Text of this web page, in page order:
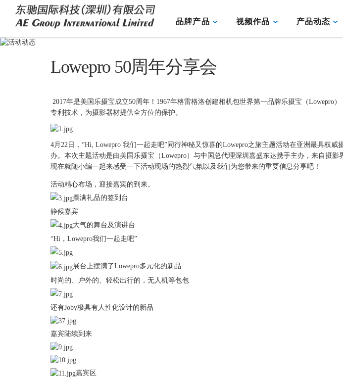
品牌产品 视频作品 产品动态
Lowepro 50周年分享会
2017年是美国乐摄宝成立50周年！1967年格雷格洛创建相机包世界第一品牌乐摄宝（
专利技术，为摄影器材提供全方位的保护。
4月22日，“Hi, Lowepro 我们一起走吧”同行神秘又惊喜的Lowepro之旅主题活动在亚洲最具权
办。本次主题活动是由美国乐摄宝（Lowepro）与中国总代理深圳嘉盛东达携手主办，来自摄
现在就随小编一起来感受一下活动现场的热烈气氛以及我们为您带来的重要信息分享吧！
活动精心布场， 迎接嘉宾的到来。
摆满礼品的签到台
静候嘉宾
大气的舞台及演讲台
“Hi，Lowepro我们一起走吧”
展台上摆满了Lowepro多元化的新品
时尚的、户外的、轻松出行的，无人机等包包
还有Joby极具有人性化设计的新品
嘉宾陆续到来
嘉宾区